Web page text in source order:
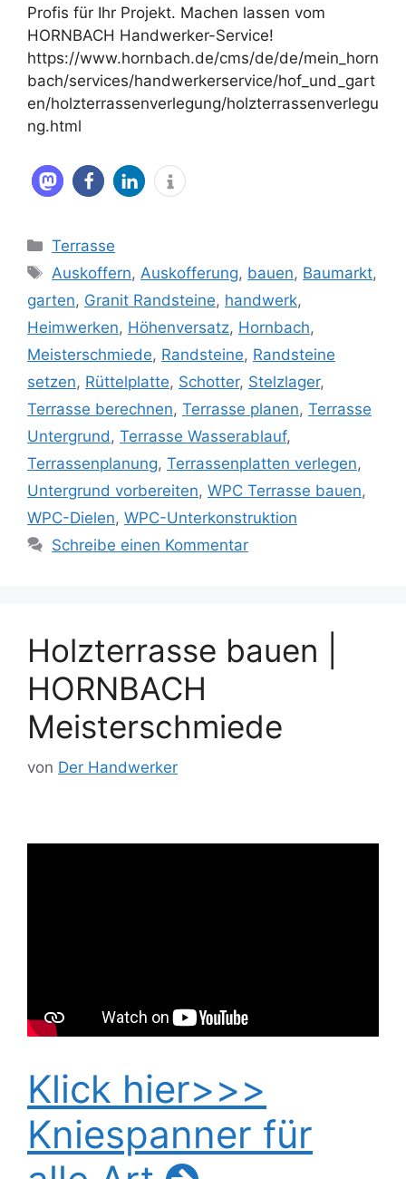
Profis für Ihr Projekt. Machen lassen vom
HORNBACH Handwerker-Service!
https://www.hornbach.de/cms/de/de/mein_horn
bach/services/handwerkerservice/hof_und_gart
en/holzterrassenverlegung/holzterrassenverlegu
ng.html
Kategorien
Terrasse
Schlagwörter
Auskoffern,Auskofferung, bauen, Baumarkt,
garten, Granit Randsteine, handwerk,
Heimwerken, Höhenversatz, Hornbach,
Meisterschmiede, Randsteine, Randsteine
setzen, Rüttelplatte, Schotter, Stelzlager,
Terrasse berechnen, Terrasse planen, Terrasse
Untergrund, Terrasse Wasserablauf,
Terrassenplanung, Terrassenplatten verlegen,
Untergrund vorbereiten, WPC Terrasse bauen,
WPC-Dielen, WPC-Unterkonstruktion
Schreibe einen Kommentar
Holzterrasse bauen |
HORNBACH
Meisterschmiede
von Der Handwerker
Klick hier>>>
Kniespanner für